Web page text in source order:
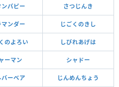
ンパピー さつじんき
マンダー じごくのきし
のよろい しびれあげは
ーマン シャドー
バーベア じんめんちょう